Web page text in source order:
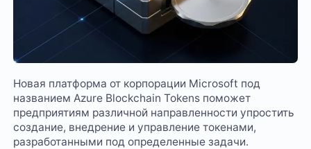
Новая платформа от корпорации Microsoft под
названием Azure Blockchain Tokens поможет
предприятиям различной направленности упростить
создание, внедрение и управление токенами,
разработанными под определенные задачи.